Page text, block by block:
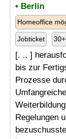
• Berlin
Homeoffice
Jobticket
[. .. ]
bis zur
Prozesse
Regelungen